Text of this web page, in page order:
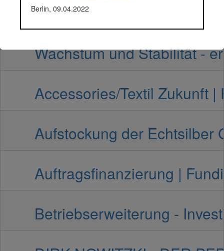
Wachstum und Stabilität -
Accessories/Textil Zukunft
Aufstockung der Echtsilber
Auftragsfinanzierung |
Betriebserweiterung -
Berlin, 09.04.2022